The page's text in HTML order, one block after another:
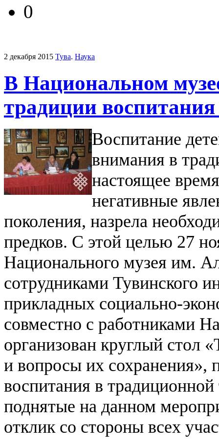
0
2 декабря 2015 Тува. Наука
В Национальном
традиции
Воспитание
внимания в
настоящее
негативные
поколения, назрела
предков. С этой целью 27
Национального музея им.
сотрудниками Тувинского
прикладных социально-
совместно с работниками
организован круглый стол
и вопросы их
воспитания в
поднятые на данном
отклик со стороны всех